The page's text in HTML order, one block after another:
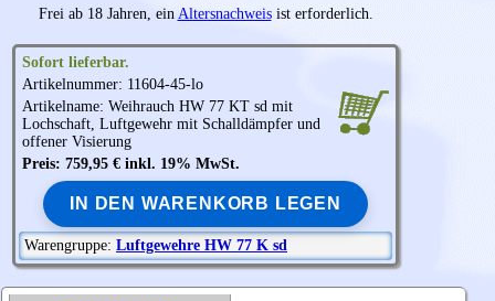
Frei ab 18 Jahren, ein Altersnachweisist erforderlich.
Sofort lieferbar.
Artikelnummer: 11604-45-lo
Artikelname: Weihrauch HW 77 KT sd mit
Lochschaft, Luftgewehr mit Schalldämpfer und
offener Visierung
Preis: 759,95 € inkl. 19% MwSt.
IN DEN WARENKORB LEGEN
Warengruppe: Luftgewehre HW 77 K sd